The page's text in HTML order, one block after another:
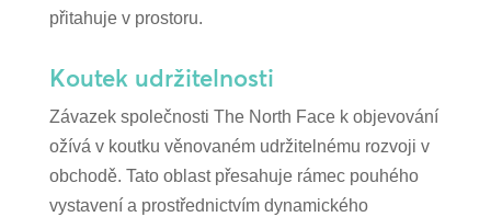
přitahuje v prostoru.
Koutek udržitelnosti
Závazek společnosti The North Face k objevování
ožívá v koutku věnovaném udržitelnému rozvoji v
obchodě. Tato oblast přesahuje rámec pouhého
vystavení a prostřednictvím dynamického